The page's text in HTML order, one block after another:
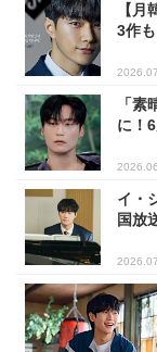
【
3作
「
に！
イ・
国放